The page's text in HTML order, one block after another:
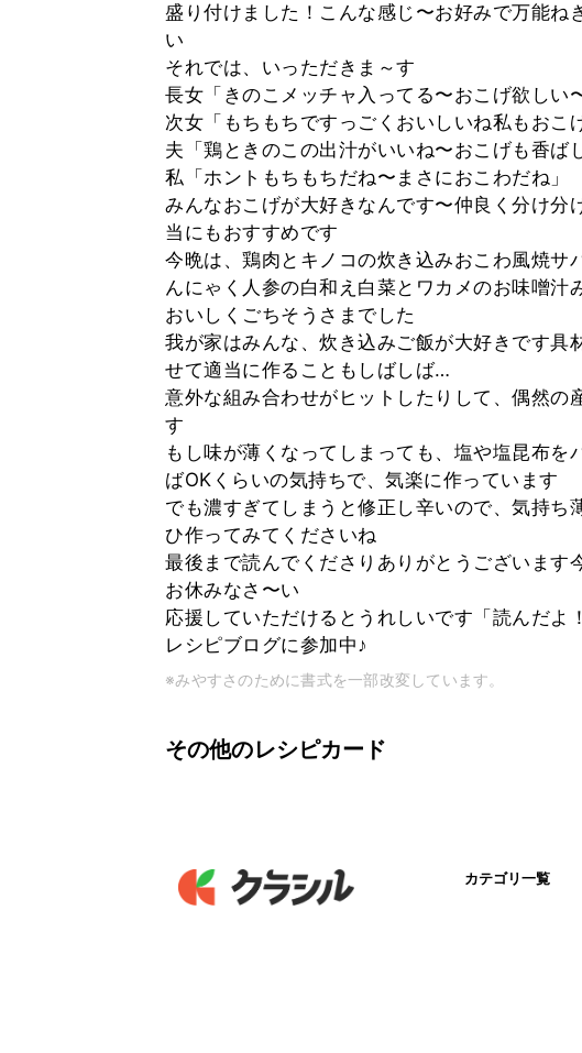
盛り付けました！こんな感じ〜お好みで万能ね
い
それでは、いっただきま～す
長女「きのこメッチャ入ってる〜おこげ欲しい
次女「もちもちですっごくおいしいね私もおこ
夫「鶏ときのこの出汁がいいね〜おこげも香ば
私「ホントもちもちだね〜まさにおこわだね」
みんなおこげが大好きなんです〜仲良く分け分
当にもおすすめです
今晩は、鶏肉とキノコの炊き込みおこわ風焼サ
んにゃく人参の白和え白菜とワカメのお味噌汁
おいしくごちそうさまでした
我が家はみんな、炊き込みご飯が大好きです具
せて適当に作ることもしばしば…
意外な組み合わせがヒットしたりして、偶然
す
もし味が薄くなってしまっても、塩や塩昆布
ばOKくらいの気持ちで、気楽に作っています
でも濃すぎてしまうと修正し辛いので、気持ち
ひ作ってみてくださいね
最後まで読んでくださりありがとうございます
お休みなさ〜い
応援していただけるとうれしいです「読んだよ
レシピブログに参加中♪
※みやすさのために書式を一部改変しています。
その他のレシピカード
カテゴリ一覧